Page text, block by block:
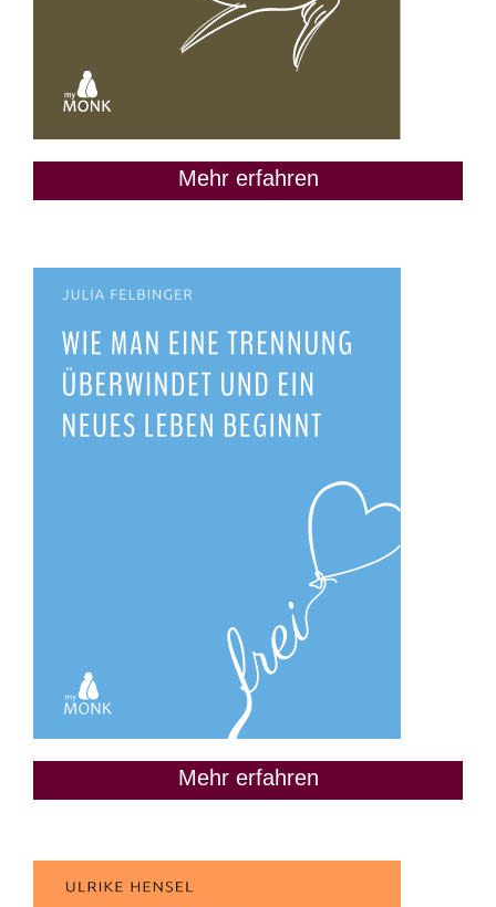
Mehr erfahren
Mehr erfahren